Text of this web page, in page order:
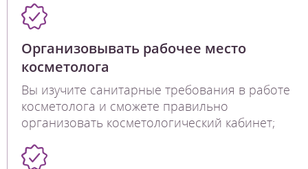
Организовывать рабочее место
косметолога
Вы изучите санитарные требования в работе
косметолога и сможете правильно
организовать косметологический кабинет;